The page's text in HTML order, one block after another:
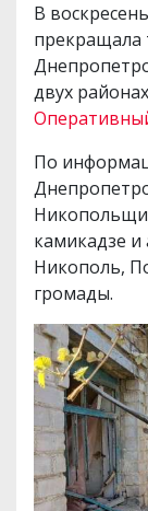
В
прекращала
двух
По
камикадзе
Никополь,
громады.